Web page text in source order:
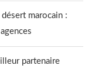
marocain :
partenaire